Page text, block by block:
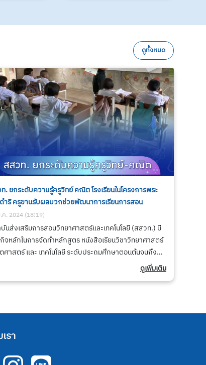
ดูทั้งหมด
. ยกระดับความรู้ครูวิทย์ คณิต โรงเรียนในโครงการพระ
ำริ ครูขานรับผลบวกช่วยพัฒนาการเรียนการสอน
ค. 2024 (18:19)
นส่งเสริมการสอนวิทยาศาสตร์และเทคโนโลยี (สสวท.) มี
จหลักในการจัดทำหลักสูตร หนังสือเรียนวิชาวิทยาศาสตร์
าสตร์ และ เทคโนโลยี ระดับประถมศึกษาตอนต้นจนถึง
ยมศึกษาตอนปลาย พัฒนาศักยภาพครูและสื่อการเรียนการ
ให้สอดคล้องกับมาตรฐานการเรียนรู้และตัวชี้วัด เพื่อสร้าง
ดูเพิ่มเติม
รา